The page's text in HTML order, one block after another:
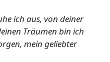
ich aus, von deiner
Träumen bin ich
mein geliebter